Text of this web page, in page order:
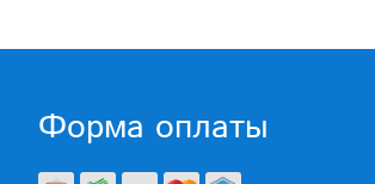
Форма оплаты